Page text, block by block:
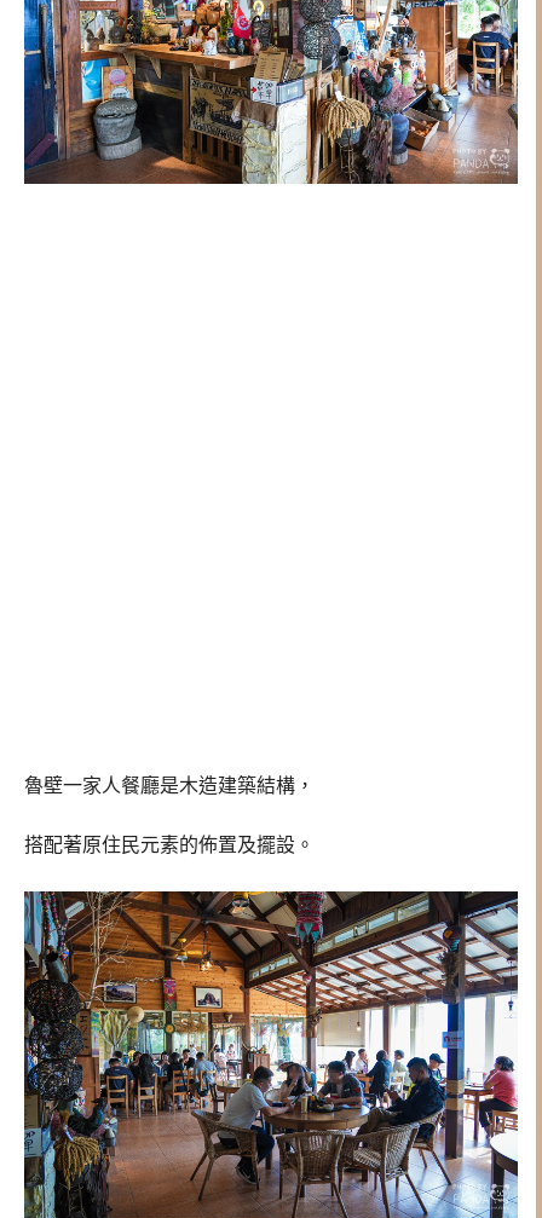
魯壁一家人餐廳是木造建築結構，
搭配著原住民元素的佈置及擺設。